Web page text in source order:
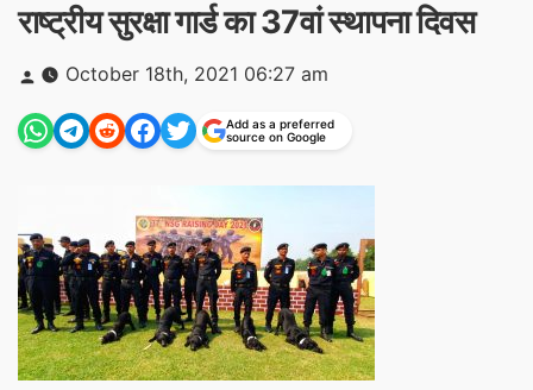
राष्ट्रीय सुरक्षा गार्ड का 37वां स्थापना दिवस
Posted
by
October 18th, 2021 06:27 am
Add as a preferred
source on Google